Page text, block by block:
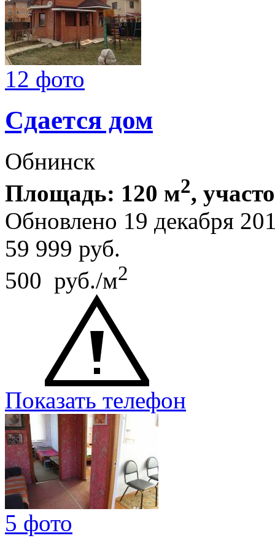
12 фото
Сдается дом
Обнинск
Площадь: 120 м2,
Обновлено 19 декабря
59 999 руб.
500 руб./м2
Показать телефон
5 фото